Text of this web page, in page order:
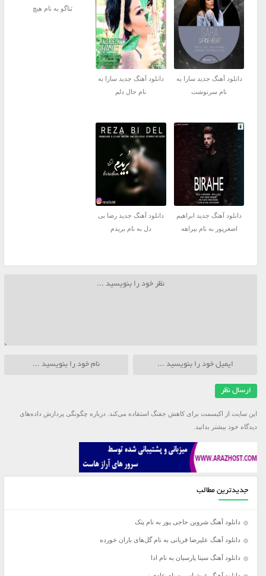
دانلود آهنگ جدید سارا به
نام سرنوشت
دانلود آهنگ جدید سارا به
نام حال دلم
ثناگو به نام هیچ
دانلود آهنگ جدید ابراهیم
اصغرپور به نام بیراهه
دانلود آهنگ جدید رضا بی
دل به نام بریدم
این سایت از اکیسمت برای کاهش جفنگ استفاده می‌کند. درباره چگونگی پردازش داده‌های
دیدگاه خود بیشتر بدانید.
جدیدترین مطالب
دانلود آهنگ شروین حاجی پور به نام پتک
دانلود آهنگ علیرضا قربانی به نام گل‌های باران خورده
دانلود آهنگ سینا پارسیان به نام ادا